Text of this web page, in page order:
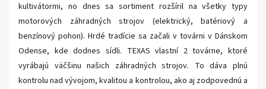
kultivátormi, no dnes sa sortiment rozšíril na všetky typy
motorových záhradných strojov (elektrický, batériový a
benzínový pohon). Hrdé tradície sa začali v továrni v Dánskom
Odense, kde dodnes sídli. TEXAS vlastní 2 továrne, ktoré
vyrábajú väčšinu našich záhradných strojov. To dáva plnú
kontrolu nad vývojom, kvalitou a kontrolou, ako aj zodpovednú a